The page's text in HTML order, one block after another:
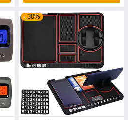
–30%